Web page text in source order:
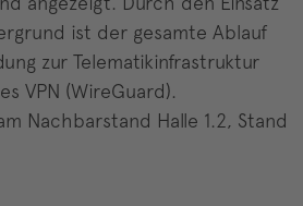
ist der gesamte Ablauf
zur Telematikinfrastruktur
VPN (WireGuard).
Nachbarstand Halle 1.2, Stand